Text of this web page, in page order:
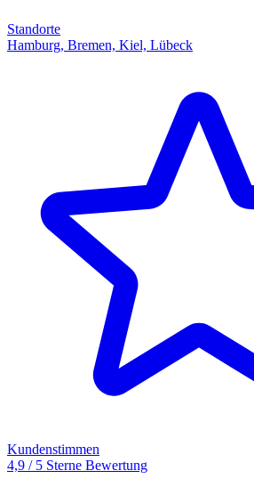
Standorte
Hamburg, Bremen, Kiel, Lübeck
Kundenstimmen
4,9 / 5 Sterne Bewertung